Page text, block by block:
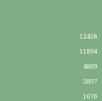
12458
11894
4809
2897
1676